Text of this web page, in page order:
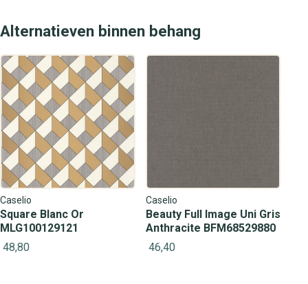
Alternatieven binnen behang
Caselio
Square Blanc Or
MLG100129121
48,80
Caselio
Beauty Full Image Uni Gris
Anthracite BFM68529880
46,40